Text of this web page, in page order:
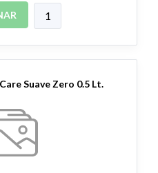
Suave Zero 0.5 Lt.